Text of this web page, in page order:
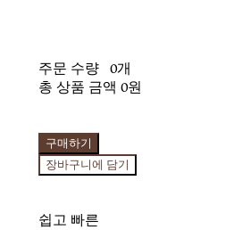
주문 수량
0개
총 상품 금액 0원
구매하기
장바구니에 담기
쉽고 빠른